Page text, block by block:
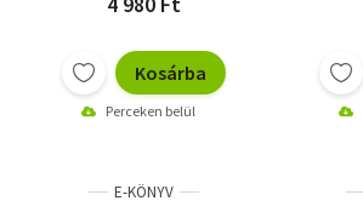
Kosárba
Perceken belül
E-KÖNYV